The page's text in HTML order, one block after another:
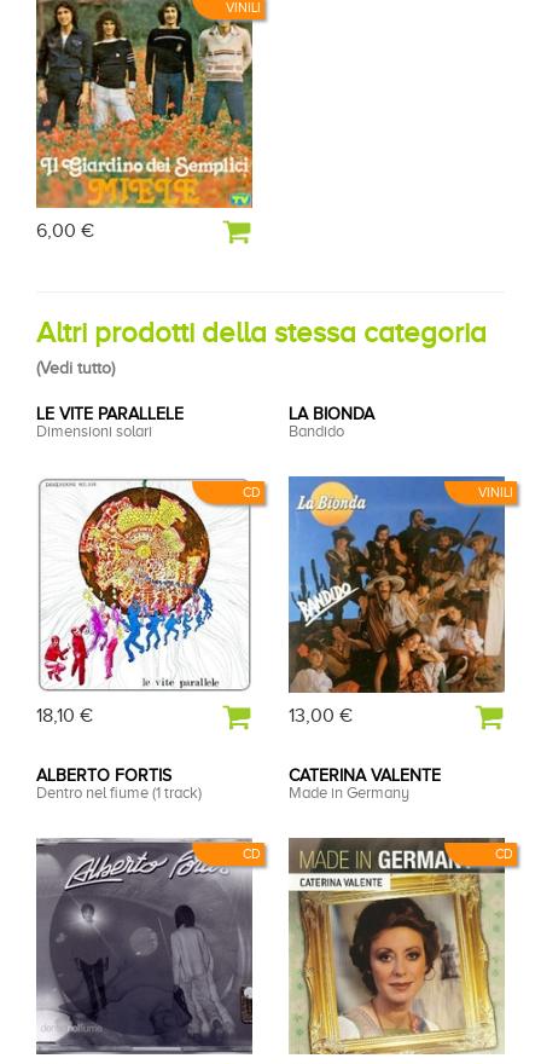
VINILI
6,00 €
Altri prodotti della stessa categoria
(Vedi tutto)
CD
LE VITE PARALLELE
Dimensioni solari
18,10 €
VINILI
LA BIONDA
Bandido
13,00 €
CD
ALBERTO FORTIS
Dentro nel fiume (1 track)
CD
CATERINA VALENTE
Made in Germany